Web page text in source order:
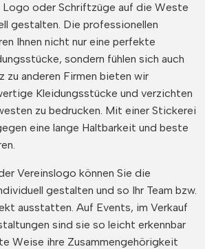
Logo oder Schriftzüge auf die Weste
gestalten. Die professionellen
Ihnen nicht nur eine perfekte
sondern fühlen sich auch
zu anderen Firmen bieten wir
Kleidungsstücke und verzichten
zu bedrucken. Mit einer Stickerei
eine lange Haltbarkeit und beste
Vereinslogo können Sie die
gestalten und so Ihr Team bzw.
ausstatten. Auf Events, im Verkauf
sind sie so leicht erkennbar
Weise ihre Zusammengehörigkeit